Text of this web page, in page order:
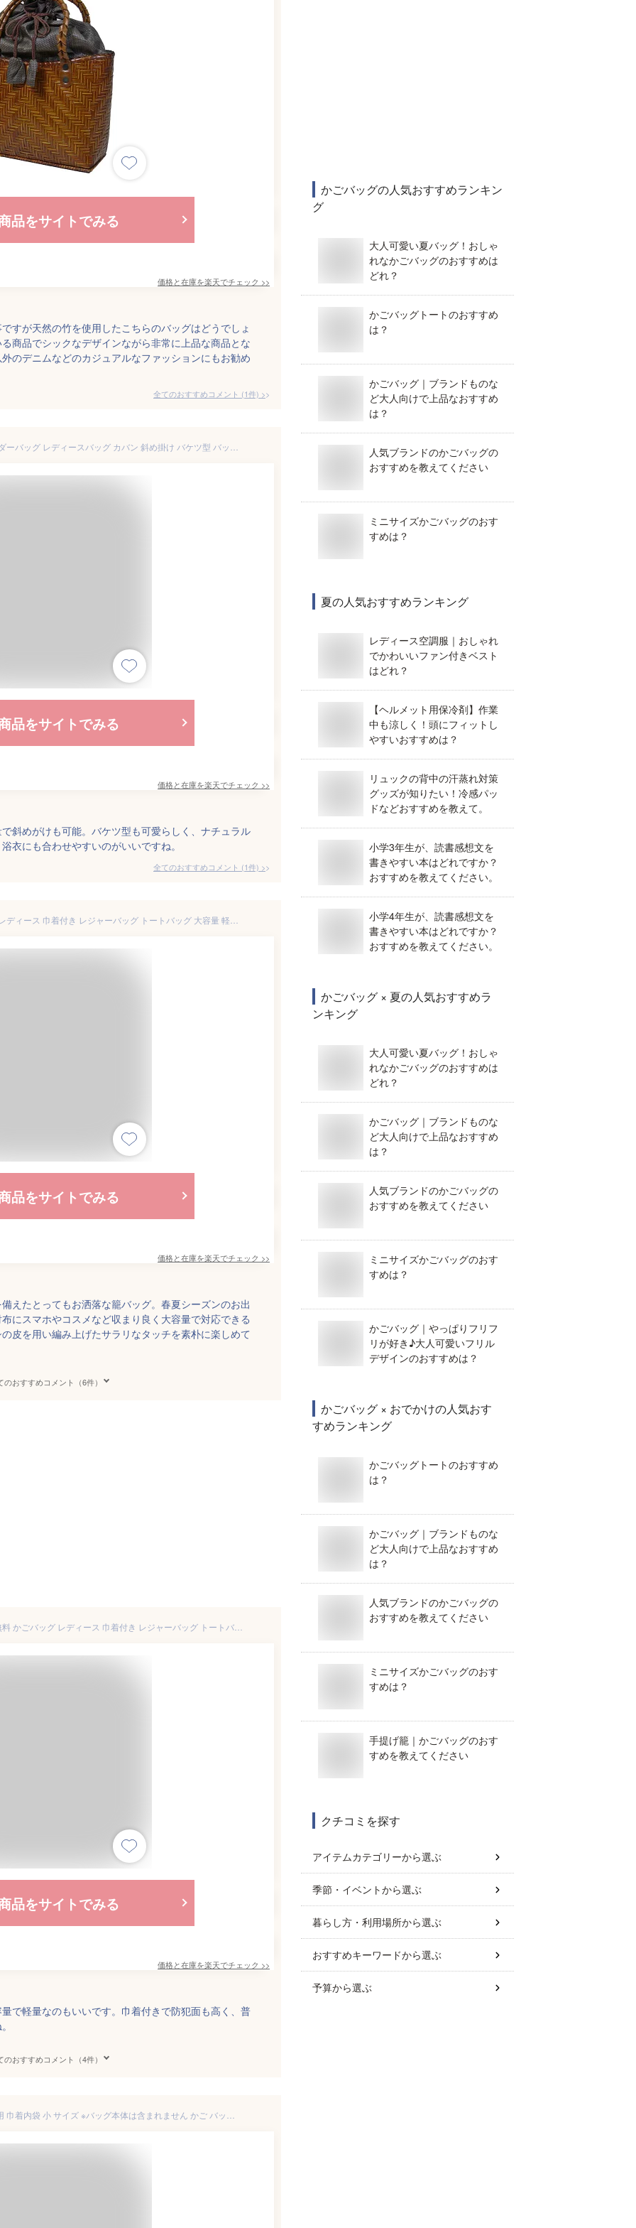
品をサイトでみる
価格と在庫を楽天でチェック >>
すが天然の竹を使用したこちらのバッグはどうでしょ
商品でシックなデザインながら非常に上品な商品とな
のデニムなどのカジュアルなファッションにもお勧め
全てのおすすめコメント (1件) >
品をサイトでみる
価格と在庫を楽天でチェック >>
斜めがけも可能。バケツ型も可愛らしく、ナチュラル
衣にも合わせやすいのがいいですね。
全てのおすすめコメント (1件) >
品をサイトでみる
価格と在庫を楽天でチェック >>
えたとってもお洒落な籠バッグ。春夏シーズンのお出
にスマホやコスメなど収まり良く大容量で対応できる
皮を用い編み上げたサラリなタッチを素朴に楽しめて
のおすすめコメント（6件）
品をサイトでみる
価格と在庫を楽天でチェック >>
で軽量なのもいいです。巾着付きで防犯面も高く、普
のおすすめコメント（4件）
かごバッグの人気おすすめランキン
グ
大人可愛い夏バッグ！おしゃ
れなかごバッグのおすすめは
どれ？
かごバッグトートのおすすめ
は？
かごバッグ｜ブランドものな
ど大人向けで上品なおすすめ
は？
人気ブランドのかごバッグの
おすすめを教えてください
ミニサイズかごバッグのおす
すめは？
夏の人気おすすめランキング
レディース空調服｜おしゃれ
でかわいいファン付きベスト
はどれ？
【ヘルメット用保冷剤】作業
中も涼しく！頭にフィットし
やすいおすすめは？
リュックの背中の汗蒸れ対策
グッズが知りたい！冷感パッ
ドなどおすすめを教えて。
小学3年生が、読書感想文を
書きやすい本はどれですか？
おすすめを教えてください。
小学4年生が、読書感想文を
書きやすい本はどれですか？
おすすめを教えてください。
かごバッグ × 夏の人気おすすめラ
ンキング
大人可愛い夏バッグ！おしゃ
れなかごバッグのおすすめは
どれ？
かごバッグ｜ブランドものな
ど大人向けで上品なおすすめ
は？
人気ブランドのかごバッグの
おすすめを教えてください
ミニサイズかごバッグのおす
すめは？
かごバッグ｜やっぱりフリフ
リが好き♪大人可愛いフリル
デザインのおすすめは？
かごバッグ × おでかけの人気おす
すめランキング
かごバッグトートのおすすめ
は？
かごバッグ｜ブランドものな
ど大人向けで上品なおすすめ
は？
人気ブランドのかごバッグの
おすすめを教えてください
ミニサイズかごバッグのおす
すめは？
手提げ籠｜かごバッグのおす
すめを教えてください
クチコミを探す
アイテムカテゴリーから選ぶ
季節・イベントから選ぶ
暮らし方・利用場所から選ぶ
おすすめキーワードから選ぶ
予算から選ぶ